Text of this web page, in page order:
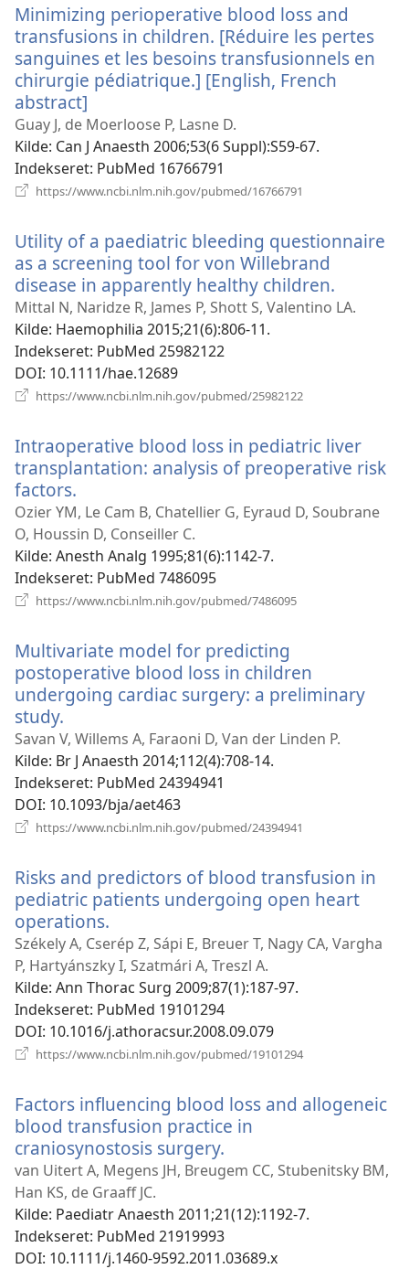
Minimizing perioperative blood loss and
transfusions in children. [Réduire les pertes
sanguines et les besoins transfusionnels en
chirurgie pédiatrique.] [English, French
abstract]
nyt
vindue)
Guay J, de Moerloose P, Lasne D.
Kilde‎: Can J Anaesth 2006;53(6 Suppl):S59-67.
Indekseret‎: PubMed 16766791
https://www.ncbi.nlm.nih.gov/pubmed/16766791
Utility of a paediatric bleeding questionnaire
as a screening tool for von Willebrand
disease in apparently healthy children.
nyt
Mittal N, Naridze R, James P, Shott S, Valentino LA.
Kilde‎: Haemophilia 2015;21(6):806-11.
Indekseret‎: PubMed 25982122
DOI‎: 10.1111/hae.12689
https://www.ncbi.nlm.nih.gov/pubmed/25982122
Intraoperative blood loss in pediatric liver
transplantation: analysis of preoperative risk
factors.
nyt
vindue)
Ozier YM, Le Cam B, Chatellier G, Eyraud D, Soubrane
O, Houssin D, Conseiller C.
Kilde‎: Anesth Analg 1995;81(6):1142-7.
Indekseret‎: PubMed 7486095
https://www.ncbi.nlm.nih.gov/pubmed/7486095
Multivariate model for predicting
postoperative blood loss in children
undergoing cardiac surgery: a preliminary
study.
nyt
vindue)
Savan V, Willems A, Faraoni D, Van der Linden P.
Kilde‎: Br J Anaesth 2014;112(4):708-14.
Indekseret‎: PubMed 24394941
DOI‎: 10.1093/bja/aet463
https://www.ncbi.nlm.nih.gov/pubmed/24394941
Risks and predictors of blood transfusion in
pediatric patients undergoing open heart
operations.
nyt
vindue)
Székely A, Cserép Z, Sápi E, Breuer T, Nagy CA, Vargha
P, Hartyánszky I, Szatmári A, Treszl A.
Kilde‎: Ann Thorac Surg 2009;87(1):187-97.
Indekseret‎: PubMed 19101294
DOI‎: 10.1016/j.athoracsur.2008.09.079
https://www.ncbi.nlm.nih.gov/pubmed/19101294
Factors influencing blood loss and allogeneic
blood transfusion practice in
craniosynostosis surgery.
nyt
van Uitert A, Megens JH, Breugem CC, Stubenitsky BM,
Han KS, de Graaff JC.
Kilde‎: Paediatr Anaesth 2011;21(12):1192-7.
Indekseret‎: PubMed 21919993
DOI‎: 10.1111/j.1460-9592.2011.03689.x